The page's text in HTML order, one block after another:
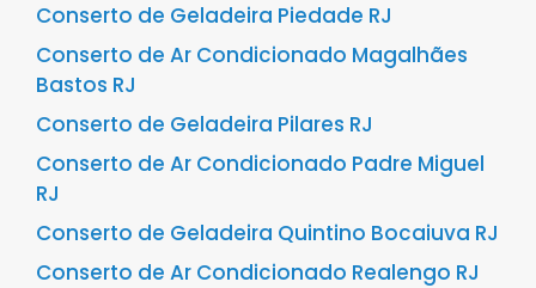
Conserto de Geladeira Piedade RJ
Conserto de Ar Condicionado Magalhães
Bastos RJ
Conserto de Geladeira Pilares RJ
Conserto de Ar Condicionado Padre Miguel
RJ
Conserto de Geladeira Quintino Bocaiuva RJ
Conserto de Ar Condicionado Realengo RJ